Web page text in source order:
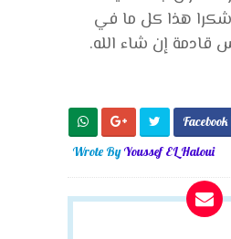
شكرا هذا كل ما في
قادمة إن شاء الله.

Wrote ByYoussef EL Haloui